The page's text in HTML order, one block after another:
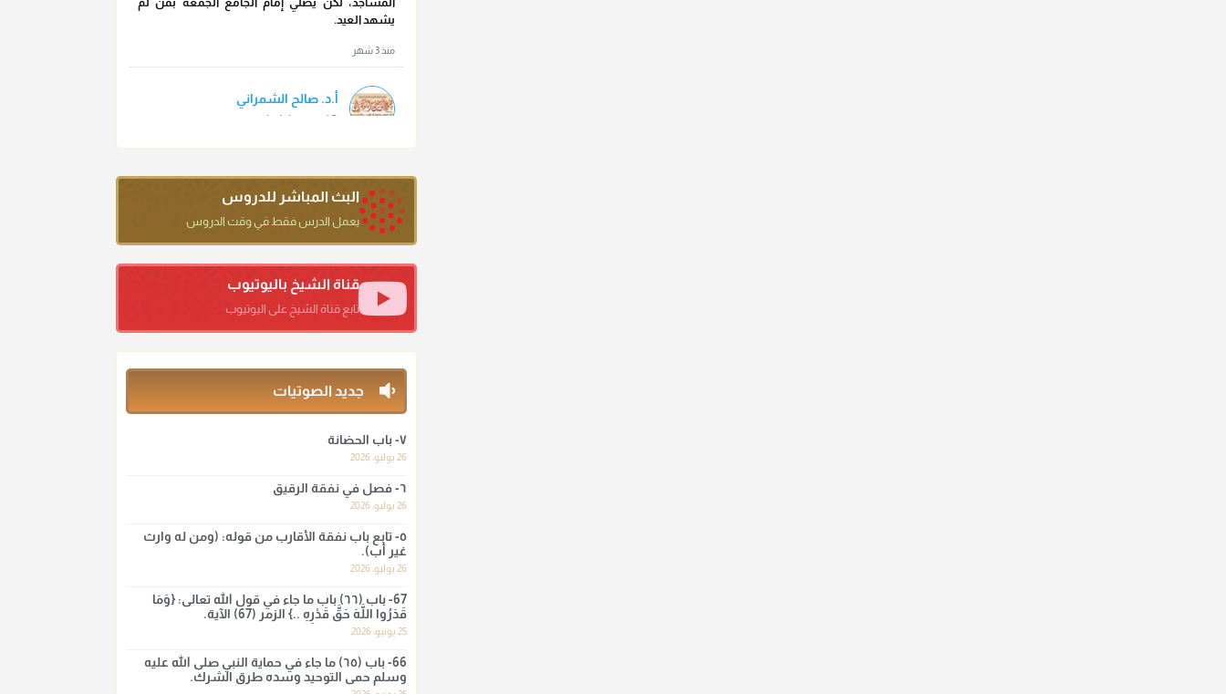
يشهد العيد.
منذ 3 شهر
أ.د. صالح الشمراني
@d_alshamrani
تقي الدين ابن دقيق العيد على جلالته لقي شيخ
منذ 3 شهر
دعاء ختم القرآن في الصلاة أقرب إلى البدعة
منذ 3 شهر
أ.د. صالح الشمراني
ومن المعاصرين أنكره الشيخ بكر أبو زيد وابن عثيمين،
يدعو عند ختم القرآن وما هو من عمل الناس"
@d_alshamrani
لا أعلم لدعاء ختم القرآن في الصلاة أصلاً صحيحاً يعتمد
عليه من سنة الرسول صلى الله عليه وسلّم، ولا من
عمل الصحابة رضي الله عنهم. ابن عثيمين.
البث المباشر للدروس
يعمل الدرس فقط في وقت الدروس
قناة الشيخ باليوتيوب
تابع قناة الشيخ على اليوتيوب
جديد الصوتيات
٧- باب الحضانة
26 يوليو، 2026
٦- فصل في نفقة الرقيق
26 يوليو، 2026
٥- تابع باب نفقة الأقارب من قوله: (ومن له وارث
غير أب).
26 يوليو، 2026
67- باب (٦٦) باب ما جاء في قول الله تعالى: {وَمَا
قَدَرُوا اللَّهَ حَقَّ قَدْرِهِ ..} الزمر (67) الآية.
25 يونيو، 2026
66- باب (٦٥) ما جاء في حماية النبي صلى الله عليه
وسلم حمى التوحيد وسده طرق الشرك.